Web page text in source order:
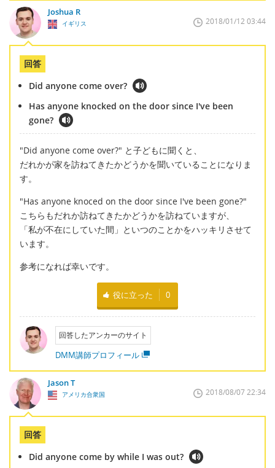
Joshua R
イギリス 2018/01/12 03:44
回答
Did anyone come over?
Has anyone knocked on the door since I've been
gone?
"Did anyone come over?" と子どもに聞くと、
だれかが家を訪ねてきたかどうかを聞いていることになりま
す。
"Has anyone knoced on the door since I've been gone?"
こちらもだれか訪ねてきたかどうかを訪ねていますが、
「私が不在にしていた間」といつのことかをハッキリさせて
います。
参考になれば幸いです。
役に立った 0
回答したアンカーのサイト
DMM講師プロフィール
Jason T
アメリカ合衆国 2018/08/07 22:34
回答
Did anyone come by while I was out?